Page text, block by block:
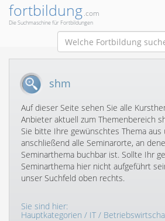
fortbildung.com
Die Suchmaschine für Fortbildungen
shm
Auf dieser Seite sehen Sie alle
Anbieter aktuell zum Themenbereich
Sie bitte Ihre gewünschtes Thema aus
anschließend alle Seminarorte, an
Seminarthema buchbar ist. Sollte Ihr
Seminarthema hier nicht aufgeführt
unser Suchfeld oben rechts.
Sie sind hier:
Hauptkategorien / IT/